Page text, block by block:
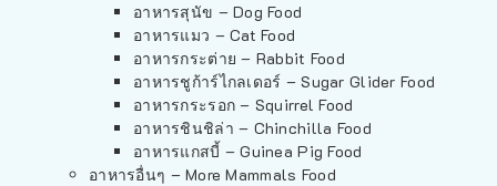
อาหารสุนัข – Dog Food
อาหารแมว – Cat Food
อาหารกระต่าย – Rabbit Food
อาหารชูก้าร์ไกลเดอร์ – Sugar Glider Food
อาหารกระรอก – Squirrel Food
อาหารชินชิล่า – Chinchilla Food
อาหารแกสบี้ – Guinea Pig Food
อาหารอื่นๆ – More Mammals Food